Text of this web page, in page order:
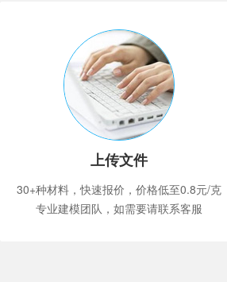
上传文件
30+种材料，快速报价，价格低至0.8元/克
专业建模团队，如需要请联系客服